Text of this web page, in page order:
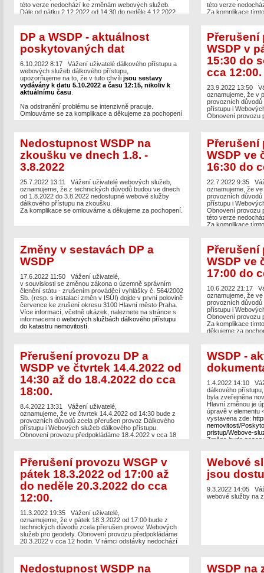
nebohttps://
přístupu do KN.
této verze nedochází ke změnám webových služeb.
Dále od pátku 2.12.2022 od 14:30 do neděle 4.12.2022
Za komplikace tímto způsobené se omlouváme a
děkujeme za pochopení.
této verze
Za komplikace
DP a WSDP - aktuálnost
poskytovaných dat
6.10.2022 8:17 Vážení uživatelé dálkového přístupu a
webových služeb dálkového přístupu,
upozorňujeme na to, že v tuto chvílijsou sestavy
vydávány k datu 5.10.2022 a času 12:15, nikoliv k
aktuálnímu času
Na odstranění problému se intenzivně pracuje.
Omlouváme se za komplikace a děkujeme za pochopení
Přerušení
WSDP v
15:30 do
cca 12:00.
23.9.2022 13:50
oznamujeme, že v
provozních
přístupu i
Obnovení provozu
děkujeme za
Nedostupnost WSDP na
zkoušku ve dnech 1.8. -
3.8.2022
25.7.2022 13:11 Vážení uživatelé webových služeb,
oznamujeme, že z technických důvodů budou ve dnech
od 1.8.2022 do 3.8.2022 nedostupné webové služby
dálkového přístupu na zkoušku.
Za komplikace se omlouváme a děkujeme za pochopení.
Přerušení
WSDP ve
16:30 do
22.7.2022 9:35
oznamujeme, že
provozních
přístupu i
Obnovení provozu
této verze
Za komplikace
Změny v sestavách DP a
WSDP
17.6.2022 11:50 Vážení uživatelé,
v souvislosti se změnou zákona o územně správním
členění státu - zrušením prováděcí vyhlášky č. 564/2002
Sb. (resp. s instalací změn v ISÚI) dojde v první polovině
července ke zrušení okresu 3100 Hlavní město Praha.
Více informací, včetně ukázek, naleznete na stránce s
informacemi o webových službách dálkového přístupu
do katastru nemovitostí.
Přerušení
WSDP ve
17:00 do
10.6.2022 21:17
oznamujeme, že
provozních
přístupu i
Obnovení provozu
Za komplikace
děkujeme za
Přerušení provozu DP a
WSDP ve čtvrtek 14.4.2022 od
14:30 až do 18.4.2022 do cca
18:00.
8.4.2022 13:31 Vážení uživatelé,
oznamujeme, že ve čtvrtek 14.4.2022 od 14:30 bude z
provozních důvodů zcela přerušen provoz Dálkového
přístupu i Webových služeb dálkového přístupu.
Obnovení provozu předpokládáme 18.4.2022 v cca 18
feed=RSS ).
Za komplikace tímto způsobené se omlouváme a
děkujeme za pochopení.
WSDP -
1.4.2022 14:10
dálkového přístupu,
byla zveřejněna
Hlavní změnou je
úpravě v elementu
vystavena zde:
nemovitosti/
pristup/Webove-
Změna bude
Přerušení provozu WSGP v
pátek 18.3.2022 od 17:00 až
do neděle 20.3.2022 do cca
12:00.
11.3.2022 19:35 Vážení uživatelé,
oznamujeme, že v pátek 18.3.2022 od 17:00 bude z
technických důvodů zcela přerušen provoz Webových
služeb pro geodety. Obnovení provozu předpokládáme
20.3.2022 v cca 12 hodin. V rámci odstávky nedochází
Webové
jsou
9.3.2022 14:05
webové služby na
Nedostupnost WSDP na WSDP na